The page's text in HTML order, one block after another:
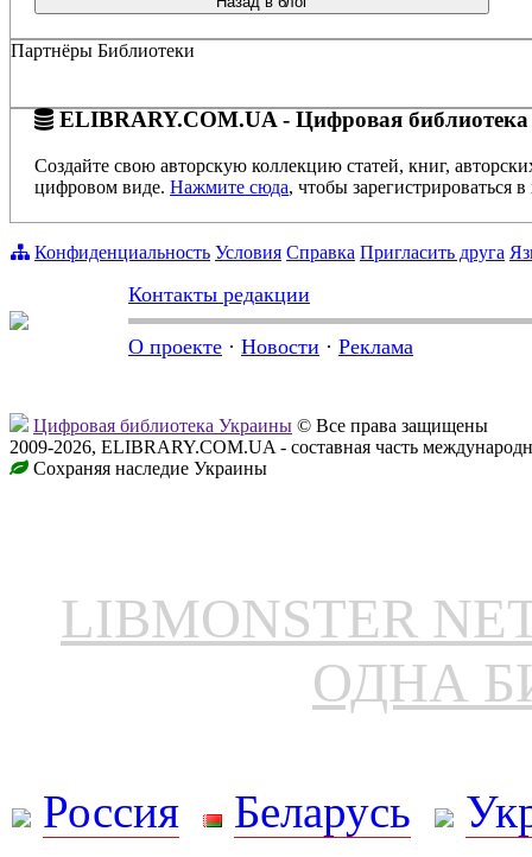
Партнёры Библиотеки
ELIBRARY.COM.UA - Цифровая библиотека
Создайте свою авторскую коллекцию статей, книг,
цифровом виде. Нажмите сюда, чтобы зарегистрироваться в
Конфиденциальность Условия Справка Пригласить друга
Контакты редакции
О проекте · Новости · Реклама
Цифровая библиотека Украины © Все права защищены
2009-2026, ELIBRARY.COM.UA - составная часть
Сохраняя наследие Украины
LIBMONSTER
ОДНА
Россия Беларусь